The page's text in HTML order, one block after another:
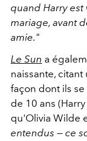
quand Harry
mariage, avant
amie."
Le Sun a
naissante,
façon dont ils
de 10 ans
qu'Olivia Wilde
entendus — ce